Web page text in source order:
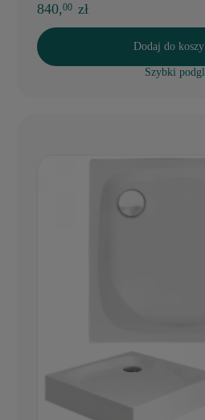
840,00 zł
Dodaj do
Szybki